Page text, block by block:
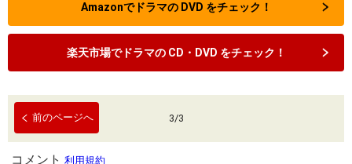
Amazonでドラマの DVD をチェック！
楽天市場でドラマの CD・DVD をチェック！
前のページへ 3/3